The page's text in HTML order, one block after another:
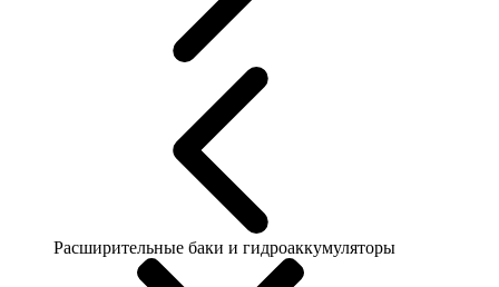
Расширительные баки и гидроаккумуляторы